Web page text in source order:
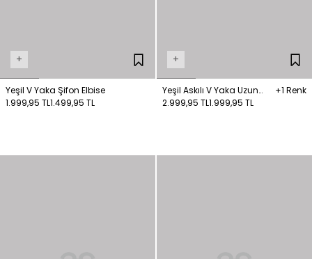
+
Yeşil V Yaka Şifon Elbise
1.999,95 TL1.499,95 TL
+
Yeşil Askılı V Yaka Uzun
Elbise
+1 Renk
2.999,95 TL1.999,95 TL